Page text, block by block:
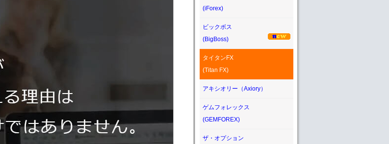
(iForex)
ビックボス
(BigBoss)
タイタンFX
(Titan FX)
アキシオリー（Axiory）
ゲムフォレックス
(GEMFOREX)
ザ・オプション